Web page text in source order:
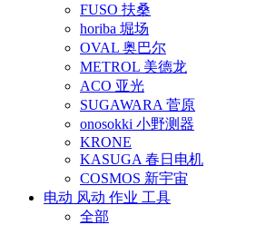
FUSO 扶桑
horiba 堀场
OVAL 奥巴尔
METROL 美德龙
ACO 亚光
SUGAWARA 菅原
onosokki 小野测器
KRONE
KASUGA 春日电机
COSMOS 新宇宙
电动 风动 作业 工具
全部